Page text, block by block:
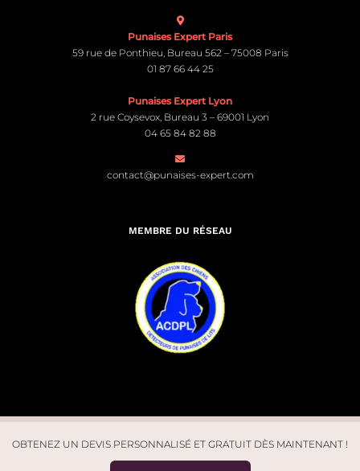
Punaises Expert Paris
59 rue de Ponthieu, Bureau 562 – 75008 Paris
01 87 66 44 25
Punaises Expert Lyon
2 rue Coysevox, Bureau 3 – 69001 Lyon
04 65 84 82 88
contact@punaises-expert.com
MEMBRE DU RÉSEAU
© Punaises Expert 2026. Tous droits réservés | Site créé par
OBTENEZ UN DEVIS PERSONNALISÉ ET GRATUIT DÈS MAINTENANT !